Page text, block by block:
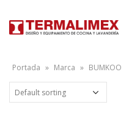
Portada » Marca » BUMKOO